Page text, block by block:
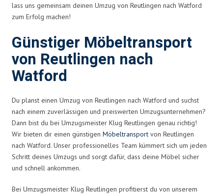
lass uns gemeinsam deinen Umzug von Reutlingen nach Watford
zum Erfolg machen!
Günstiger Möbeltransport
von Reutlingen nach
Watford
Du planst einen Umzug von Reutlingen nach Watford und suchst
nach einem zuverlässigen und preiswerten Umzugsunternehmen?
Dann bist du bei Umzugsmeister Klug Reutlingen genau richtig!
Wir bieten dir einen günstigen Möbeltransport von Reutlingen
nach Watford. Unser professionelles Team kümmert sich um jeden
Schritt deines Umzugs und sorgt dafür, dass deine Möbel sicher
und schnell ankommen.
Bei Umzugsmeister Klug Reutlingen profitierst du von unserem